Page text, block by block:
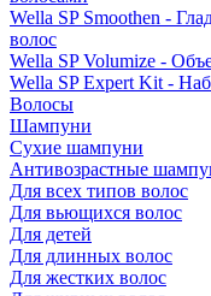
Wella SP Smoothen -
волос
Wella SP Volumize -
Wella SP Expert Kit -
Волосы
Шампуни
Сухие шампуни
Антивозрастные
Для всех типов волос
Для вьющихся волос
Для детей
Для длинных волос
Для жестких волос